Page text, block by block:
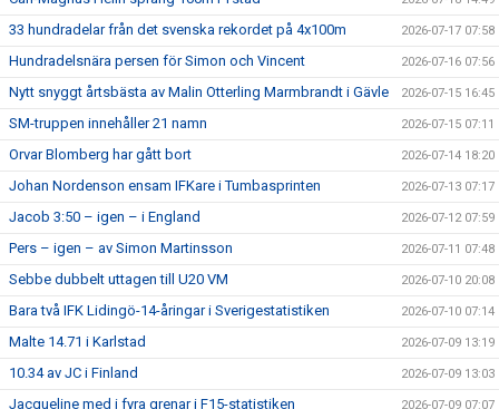
33 hundradelar från det svenska rekordet på 4x100m 2026-07-17 07:58
Hundradelsnära persen för Simon och Vincent 2026-07-16 07:56
Nytt snyggt årtsbästa av Malin Otterling Marmbrandt i Gävle 2026-07-15 16:45
SM-truppen innehåller 21 namn 2026-07-15 07:11
Orvar Blomberg har gått bort 2026-07-14 18:20
Johan Nordenson ensam IFKare i Tumbasprinten 2026-07-13 07:17
Jacob 3:50 – igen – i England 2026-07-12 07:59
Pers – igen – av Simon Martinsson 2026-07-11 07:48
Sebbe dubbelt uttagen till U20 VM 2026-07-10 20:08
Bara två IFK Lidingö-14-åringar i Sverigestatistiken 2026-07-10 07:14
Malte 14.71 i Karlstad 2026-07-09 13:19
10.34 av JC i Finland 2026-07-09 13:03
Jacqueline med i fyra grenar i F15-statistiken 2026-07-09 07:07